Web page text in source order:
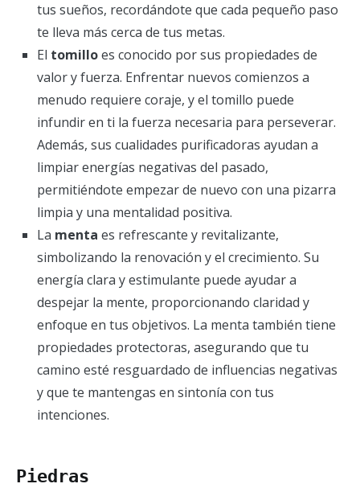
tus sueños, recordándote que cada pequeño paso
te lleva más cerca de tus metas.
El tomilloes conocido por sus propiedades de
valor y fuerza. Enfrentar nuevos comienzos a
menudo requiere coraje, y el tomillo puede
infundir en ti la fuerza necesaria para perseverar.
Además, sus cualidades purificadoras ayudan a
limpiar energías negativas del pasado,
permitiéndote empezar de nuevo con una pizarra
limpia y una mentalidad positiva.
La menta es refrescante y revitalizante,
simbolizando la renovación y el crecimiento. Su
energía clara y estimulante puede ayudar a
despejar la mente, proporcionando claridad y
enfoque en tus objetivos. La menta también tiene
propiedades protectoras, asegurando que tu
camino esté resguardado de influencias negativas
y que te mantengas en sintonía con tus
intenciones.
Piedras